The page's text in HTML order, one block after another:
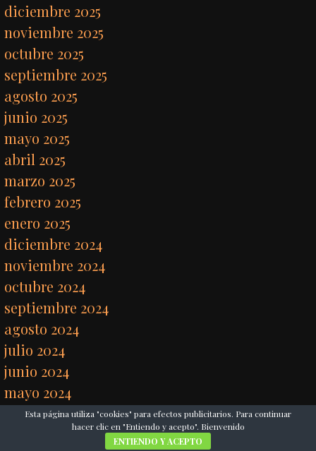
diciembre 2025
noviembre 2025
octubre 2025
septiembre 2025
agosto 2025
junio 2025
mayo 2025
abril 2025
marzo 2025
febrero 2025
enero 2025
diciembre 2024
noviembre 2024
octubre 2024
septiembre 2024
agosto 2024
julio 2024
junio 2024
mayo 2024
abril 2024
marzo 2024
Esta página utiliza "cookies" para efectos publicitarios. Para continuar
hacer clic en "Entiendo y acepto". Bienvenido
ENTIENDO Y ACEPTO